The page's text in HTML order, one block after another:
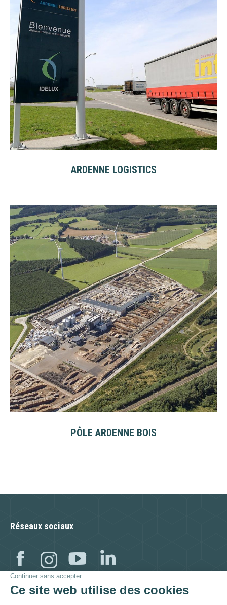
ARDENNE LOGISTICS
PÔLE ARDENNE BOIS
Réseaux sociaux
Facebook
Instagram
YouTube
Visitez aussi :